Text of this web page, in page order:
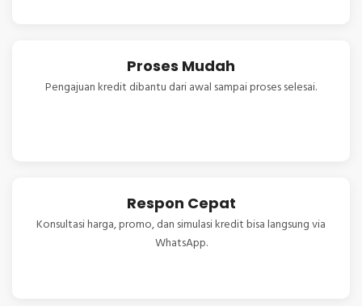
Proses Mudah
Pengajuan kredit dibantu dari awal sampai proses selesai.
Respon Cepat
Konsultasi harga, promo, dan simulasi kredit bisa langsung via
WhatsApp.